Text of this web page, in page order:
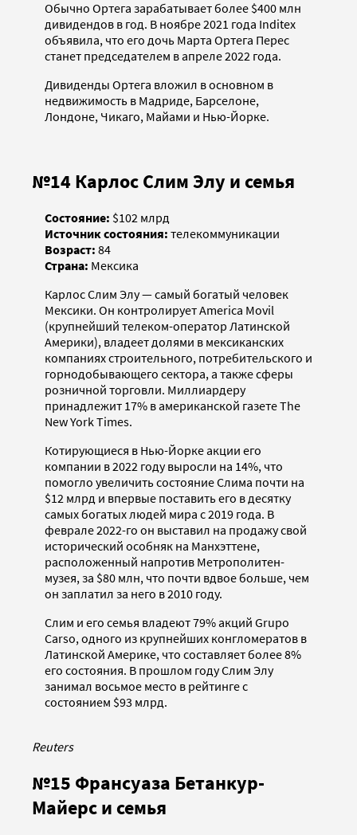
Обычно Ортега зарабатывает более $400 млн
дивидендов в год. В ноябре 2021 года Inditex
объявила, что его дочь Марта Ортега Перес
станет председателем в апреле 2022 года.
Дивиденды Ортега вложил в основном в
недвижимость в Мадриде, Барселоне,
Лондоне, Чикаго, Майами и Нью-Йорке.
№14 Карлос Слим Элу и семья
Состояние: $102 млрд
Источник состояния: телекоммуникации
Возраст: 84
Страна: Мексика
Карлос Слим Элу — самый богатый человек
Мексики. Он контролирует America Movil
(крупнейший телеком-оператор Латинской
Америки), владеет долями в мексиканских
компаниях строительного, потребительского и
горнодобывающего сектора, а также сферы
розничной торговли. Миллиардеру
принадлежит 17% в американской газете The
New York Times.
Котирующиеся в Нью-Йорке акции его
компании в 2022 году выросли на 14%, что
помогло увеличить состояние Слима почти на
$12 млрд и впервые поставить его в десятку
самых богатых людей мира с 2019 года. В
феврале 2022-го он выставил на продажу свой
исторический особняк на Манхэттене,
расположенный напротив Метрополитен-
музея, за $80 млн, что почти вдвое больше, чем
он заплатил за него в 2010 году.
Слим и его семья владеют 79% акций Grupo
Carso, одного из крупнейших конгломератов в
Латинской Америке, что составляет более 8%
его состояния. В прошлом году Слим Элу
занимал восьмое место в рейтинге с
состоянием $93 млрд.
Reuters
№15 Франсуаза Бетанкур-
Майерс и семья